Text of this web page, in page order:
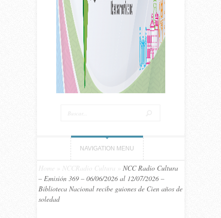
NAVIGATION MENU
Home NCCRadio Cultura
NCC Ra­dio Cultura
– Emi­sión 369 – 06/06/​2026 al 12/07/​2026 –
Biblioteca Nacional recibe guiones de Cien años de
soledad